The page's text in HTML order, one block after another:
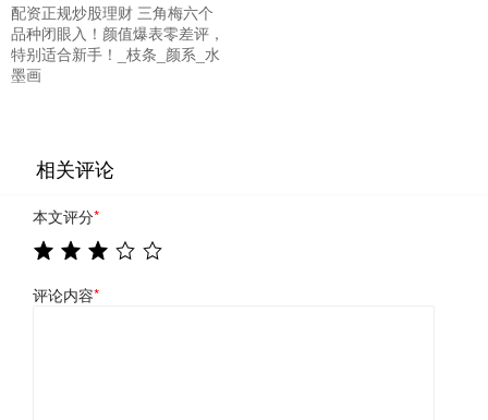
配资正规炒股理财 三角梅六个
品种闭眼入！颜值爆表零差评，
特别适合新手！_枝条_颜系_水
墨画
相关评论
本文评分*
评论内容*